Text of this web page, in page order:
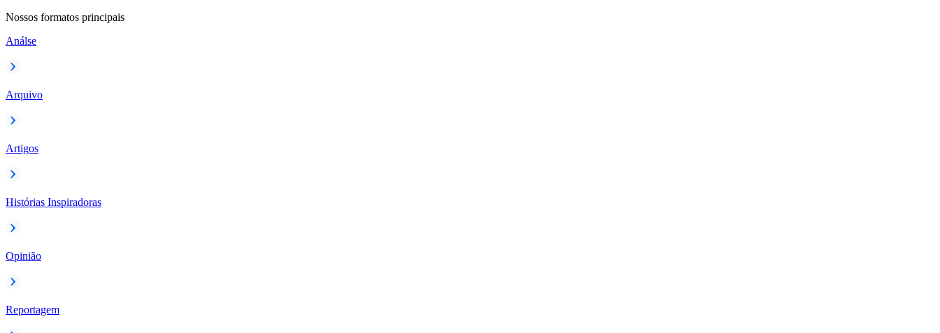
Nossos formatos principais
Análse
Arquivo
Artigos
Histórias Inspiradoras
Opinião
Reportagem